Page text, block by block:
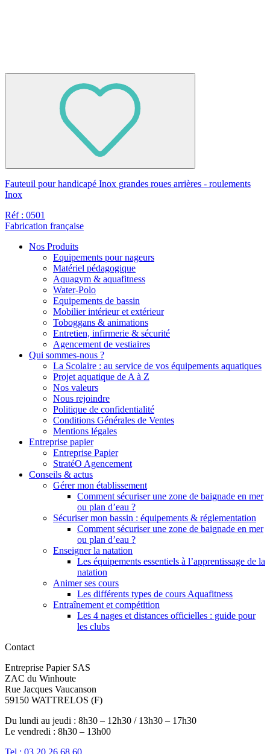
Fauteuil pour handicapé Inox grandes roues arrières - roulements
Inox
Réf : 0501
Fabrication française
Nos Produits
Equipements pour nageurs
Matériel pédagogique
Aquagym & aquafitness
Water-Polo
Equipements de bassin
Mobilier intérieur et extérieur
Toboggans & animations
Entretien, infirmerie & sécurité
Agencement de vestiaires
Qui sommes-nous ?
La Scolaire : au service de vos équipements aquatiques
Projet aquatique de A à Z
Nos valeurs
Nous rejoindre
Politique de confidentialité
Conditions Générales de Ventes
Mentions légales
Entreprise papier
Entreprise Papier
StratéO Agencement
Conseils & actus
Gérer mon établissement
Comment sécuriser une zone de baignade en mer
ou plan d’eau ?
Sécuriser mon bassin : équipements & réglementation
Comment sécuriser une zone de baignade en mer
ou plan d’eau ?
Enseigner la natation
Les équipements essentiels à l’apprentissage de la
natation
Animer ses cours
Les différents types de cours Aquafitness
Entraînement et compétition
Les 4 nages et distances officielles : guide pour
les clubs
Contact
Entreprise Papier SAS
ZAC du Winhoute
Rue Jacques Vaucanson
59150 WATTRELOS (F)
Du lundi au jeudi : 8h30 – 12h30 / 13h30 – 17h30
Le vendredi : 8h30 – 13h00